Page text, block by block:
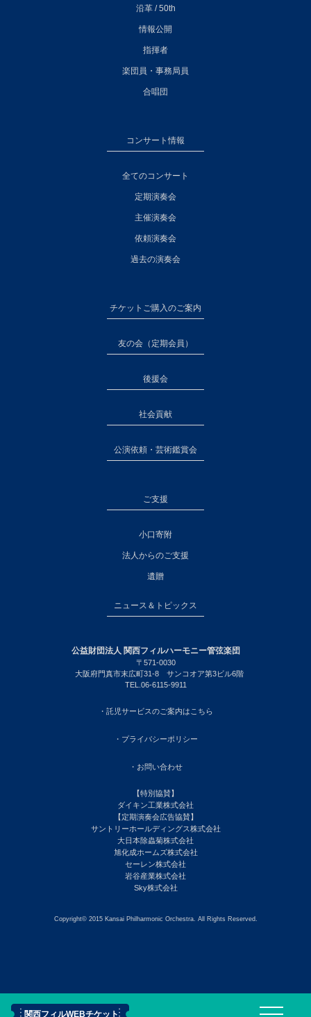
沿革 / 50th
情報公開
指揮者
楽団員・事務局員
合唱団
コンサート情報
全てのコンサート
定期演奏会
主催演奏会
依頼演奏会
過去の演奏会
チケットご購入のご案内
友の会（定期会員）
後援会
社会貢献
公演依頼・芸術鑑賞会
ご支援
小口寄附
法人からのご支援
遺贈
ニュース＆トピックス
公益財団法人 関西フィルハーモニー管弦楽団
〒571-0030
大阪府門真市末広町31-8 サンコオア第3ビル6階
TEL.06-6115-9911
・託児サービスのご案内はこちら
・プライバシーポリシー
・お問い合わせ
【特別協賛】
ダイキン工業株式会社
【定期演奏会広告協賛】
サントリーホールディングス株式会社
大日本除蟲菊株式会社
旭化成ホームズ株式会社
セーレン株式会社
岩谷産業株式会社
Sky株式会社
Copyright© 2015 Kansai Philharmonic Orchestra. All Rights Reserved.
関西フィルWEBチケット